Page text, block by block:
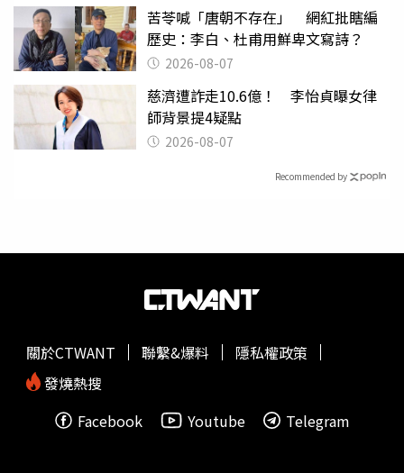
苦苓喊「唐朝不存在」 網紅批瞎編
歷史：李白、杜甫用鮮卑文寫詩？
2026-08-07
慈濟遭詐走10.6億！ 李怡貞曝女律
師背景提4疑點
2026-08-07
Recommended by
關於CTWANT 聯繫&爆料
隱私權政策
發燒熱搜
Facebook
Youtube Telegram